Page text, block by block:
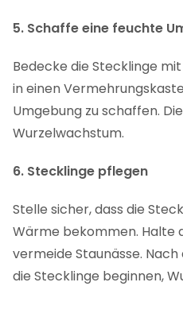
5. Schaffe eine feuchte
Bedecke die Stecklinge
in einen
Umgebung zu schaffen.
Wurzelwachstum.
6. Stecklinge pflegen
Stelle sicher, dass die
Wärme bekommen. Halte
vermeide Staunässe.
die Stecklinge beginnen,